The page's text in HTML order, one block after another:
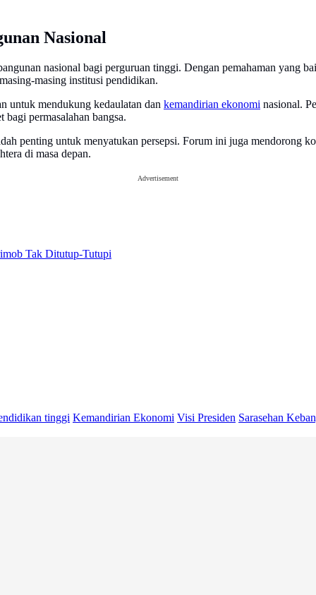
Nasional
nasional bagi perguruan tinggi. Dengan pemahaman yang
masing institusi pendidikan.
untuk mendukung kedaulatan dan kemandirian ekonomi nasional.
permasalahan bangsa.
penting untuk menyatukan persepsi. Forum ini juga mendorong
di masa depan.
Advertisement
Tak Ditutup-Tutupi
tinggi Kemandirian Ekonomi Visi Presiden Sarasehan